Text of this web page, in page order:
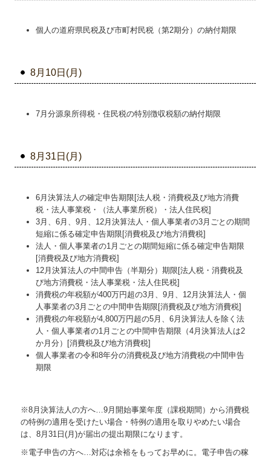
個人の道府県民税及び市町村民税（第2期分）の納付期限
8月10日(月)
7月分源泉所得税・住民税の特別徴収税額の納付期限
8月31日(月)
6月決算法人の確定申告期限[法人税・消費税及び地方消費
税・法人事業税・（法人事業所税）・法人住民税]
3月、6月、9月、12月決算法人・個人事業者の3月ごとの期間
短縮に係る確定申告期限[消費税及び地方消費税]
法人・個人事業者の1月ごとの期間短縮に係る確定申告期限
[消費税及び地方消費税]
12月決算法人の中間申告（半期分）期限[法人税・消費税及
び地方消費税・法人事業税・法人住民税]
消費税の年税額が400万円超の3月、9月、12月決算法人・個
人事業者の3月ごとの中間申告期限[消費税及び地方消費税]
消費税の年税額が4,800万円超の5月、6月決算法人を除く法
人・個人事業者の1月ごとの中間申告期限（4月決算法人は2
か月分）[消費税及び地方消費税]
個人事業者の令和8年分の消費税及び地方消費税の中間申告
期限
※8月決算法人の方へ…9月開始事業年度（課税期間）から消費税
の特例の適用を受けたい場合・特例の適用を取りやめたい場合
は、8月31日(月)が届出の提出期限になります。
※電子申告の方へ…対応は余裕をもってお早めに。電子申告の稼